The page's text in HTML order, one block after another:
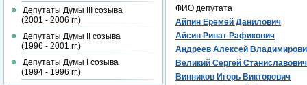
Депутаты Думы III созыва
(2001 - 2006 гг.)
Депутаты Думы II созыва
(1996 - 2001 гг.)
Депутаты Думы I созыва
(1994 - 1996 гг.)
ФИО депутата
Айпин Еремей Данилович
Айсин Ринат Рафикович
Андреев Алексей
Великий Сергей Станиславович
Винников Игорь Викторович